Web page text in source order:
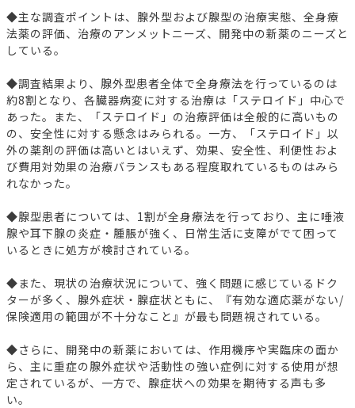
◆主な調査ポイントは、腺外型および腺型の治療実態、全身療
法薬の評価、治療のアンメットニーズ、開発中の新薬のニーズと
している。
◆調査結果より、腺外型患者全体で全身療法を行っているのは
約8割となり、各臓器病変に対する治療は「ステロイド」中心で
あった。また、「ステロイド」の治療評価は全般的に高いもの
の、安全性に対する懸念はみられる。一方、「ステロイド」以
外の薬剤の評価は高いとはいえず、効果、安全性、利便性およ
び費用対効果の治療バランスもある程度取れているものはみら
れなかった。
◆腺型患者については、1割が全身療法を行っており、主に唾液
腺や耳下腺の炎症・腫脹が強く、日常生活に支障がでて困って
いるときに処方が検討されている。
◆また、現状の治療状況について、強く問題に感じているドク
ターが多く、腺外症状・腺症状ともに、『有効な適応薬がない/
保険適用の範囲が不十分なこと』が最も問題視されている。
◆さらに、開発中の新薬においては、作用機序や実臨床の面か
ら、主に重症の腺外症状や活動性の強い症例に対する使用が想
定されているが、一方で、腺症状への効果を期待する声も多
い。